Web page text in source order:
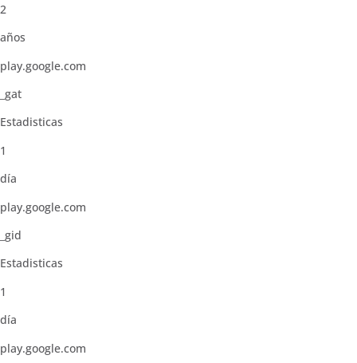
2
años
play.google.com
_gat
Estadisticas
1
día
play.google.com
_gid
Estadisticas
1
día
play.google.com